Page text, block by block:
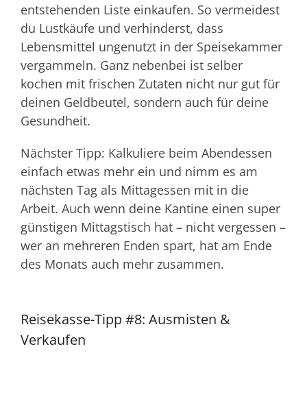
entstehenden Liste einkaufen. So vermeidest
du Lustkäufe und verhinderst, dass
Lebensmittel ungenutzt in der Speisekammer
vergammeln. Ganz nebenbei ist selber
kochen mit frischen Zutaten nicht nur gut für
deinen Geldbeutel, sondern auch für deine
Gesundheit.
Nächster Tipp: Kalkuliere beim Abendessen
einfach etwas mehr ein und nimm es am
nächsten Tag als Mittagessen mit in die
Arbeit. Auch wenn deine Kantine einen super
günstigen Mittagstisch hat – nicht vergessen –
wer an mehreren Enden spart, hat am Ende
des Monats auch mehr zusammen.
Reisekasse-Tipp #8: Ausmisten &
Verkaufen